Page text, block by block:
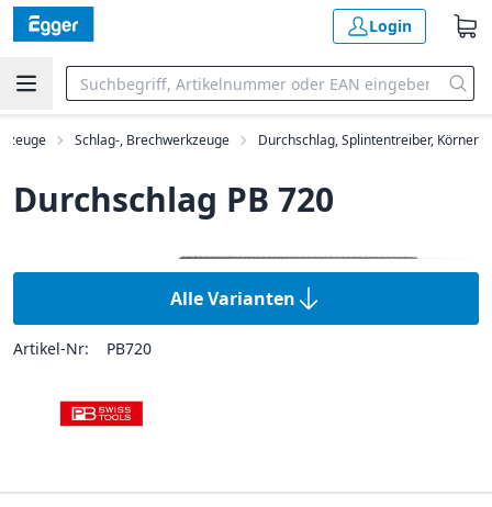
Login
Schlag-, Brechwerkzeuge Durchschlag, Splintentreiber, Körner
Durchschlag PB 720
Alle Varianten
Artikel-Nr: PB720